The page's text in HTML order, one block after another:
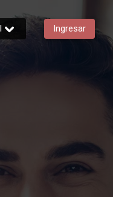
Ingresar